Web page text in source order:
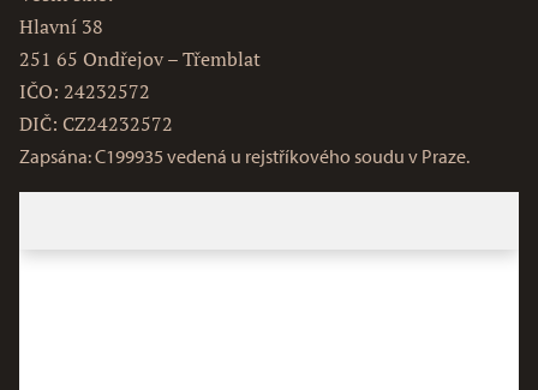
Hlavní 38
251 65 Ondřejov – Třemblat
IČO: 24232572
DIČ: CZ24232572
Zapsána: C199935 vedená u rejstříkového soudu v Praze.